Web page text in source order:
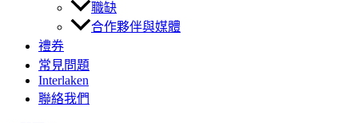
職缺
合作夥伴與媒體
禮券
常見問題
Interlaken
聯絡我們